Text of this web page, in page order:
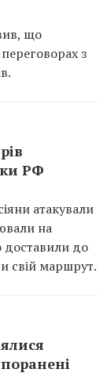
що
з
РФ
атакували
на
доставили до
свій маршрут.